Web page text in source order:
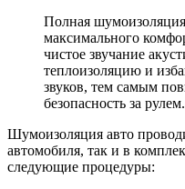
Полная шумоизоляция
максимального
чистое звучание
теплоизоляцию и
звуков, тем самым
безопасность за рулем.
Шумоизоляция авто
автомобиля, так и в
следующие процедуры: